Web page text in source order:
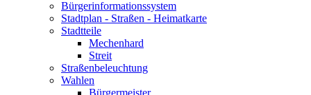
Bürgerinformationssystem
Stadtplan - Straßen - Heimatkarte
Stadtteile
Mechenhard
Streit
Straßenbeleuchtung
Wahlen
Bürgermeister